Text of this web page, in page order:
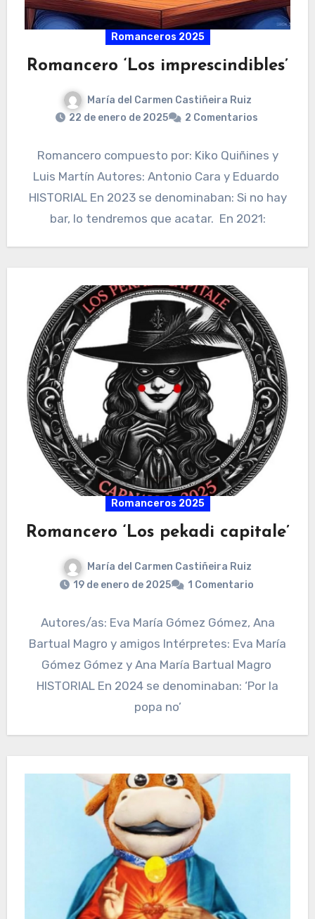
Romanceros 2025
Romancero ‘Los imprescindibles’
María del Carmen Castiñeira Ruiz
22 de enero de 2025
2 Comentarios
Romancero compuesto por: Kiko Quiñines y
Luis Martín Autores: Antonio Cara y Eduardo
HISTORIAL En 2023 se denominaban: Si no hay
bar, lo tendremos que acatar. En 2021:
Romanceros 2025
Romancero ‘Los pekadi capitale’
María del Carmen Castiñeira Ruiz
19 de enero de 2025
1 Comentario
Autores/as: Eva María Gómez Gómez, Ana
Bartual Magro y amigos Intérpretes: Eva María
Gómez Gómez y Ana María Bartual Magro
HISTORIAL En 2024 se denominaban: ‘Por la
popa no’